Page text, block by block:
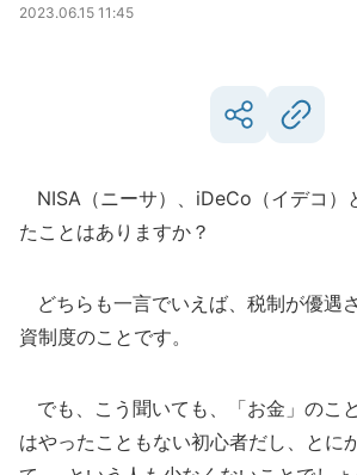
2023.06.15 11:45
NISA（ニーサ）、iDeCo（イデコ）
たことはありますか？
どちらも一言でいえば、税制が優遇
資制度のことです。
でも、こう聞いても、「お金」のこ
はやったこともない初心者だし、とに